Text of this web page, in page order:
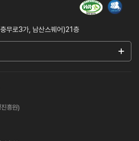
무로3가, 남산스퀘어)21층
흥원)